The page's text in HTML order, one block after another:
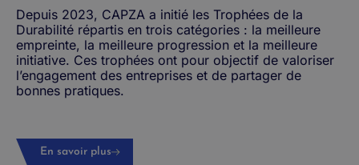
Depuis 2023, CAPZA a initié les Trophées de la
Durabilité répartis en trois catégories : la meilleure
empreinte, la meilleure progression et la meilleure
initiative. Ces trophées ont pour objectif de valoriser
l’engagement des entreprises et de partager de
bonnes pratiques.
En savoir plus